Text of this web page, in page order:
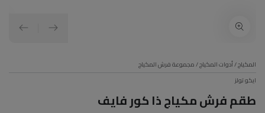
المكياج/أدوات المكياج/مجموعة فرش المكياج
ايكو تولز
طقم فرش مكياج ذا كور فايف